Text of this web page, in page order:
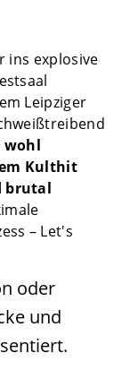
ins explosive
Leipziger
wohl
Kulthit
brutal
– Let's
oder
und